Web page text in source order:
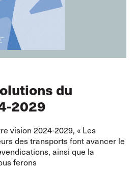
du
2029
vision 2024-2029, « Les
des transports font avancer le
ainsi que la
ferons